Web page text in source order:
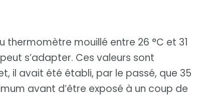
thermomètre mouillé entre 26 °C et 31
s’adapter. Ces valeurs sont
il avait été établi, par le passé, que 35
avant d’être exposé à un coup de